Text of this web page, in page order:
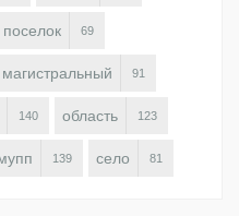
поселок 69
магистральный 91
140 область 123
139 село 81